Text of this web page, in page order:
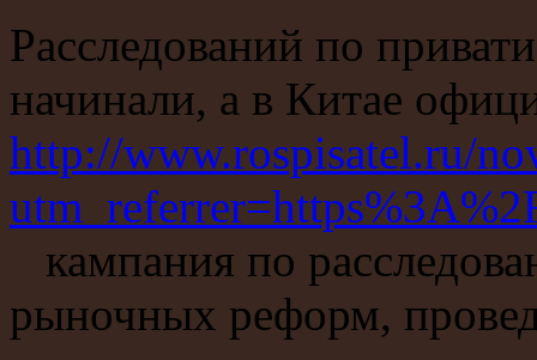
Расследований по
начинали, а в Китае
http://www.rospisatel.ru/
кампания по
рыночных реформ,